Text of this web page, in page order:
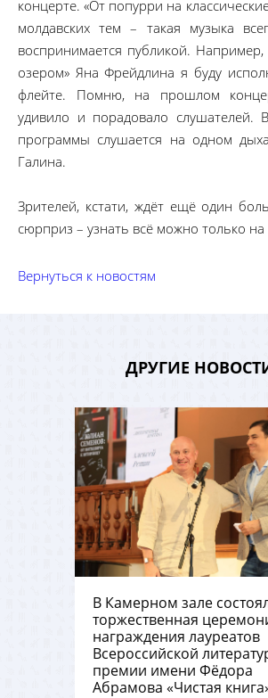
концерте. «От попурри на
молдавских тем – такая музыка
воспринимается публикой.
озером» Яна Фрейдлина я буду
флейте. Помню, на прошлом
удивило и порадовало слушателей.
программы слушается на одном
Галина.
Зрителей, кстати, ждёт ещё один
сюрприз – узнать всё можно только на
Вернуться к новостям
ДРУГИЕ
В Камерном зале
торжественная
награждения лауреатов
Всероссийской
премии имени Фёдора
Абрамова «Чистая